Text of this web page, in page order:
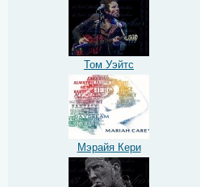
Том Уэйтс
Мэрайя Кери